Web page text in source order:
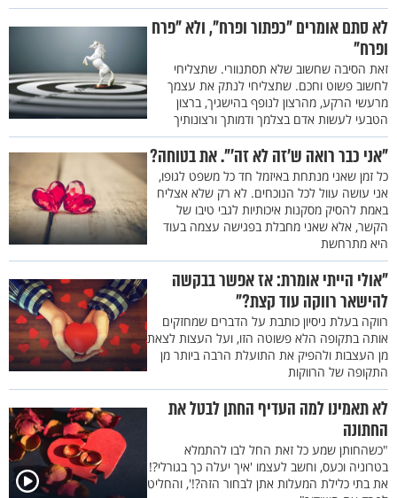
לא סתם אומרים "כפתור ופרח", ולא "פרח
ופרח"
זאת הסיבה שחשוב שלא תסתנוורי. שתצליחי
לחשוב פשוט וחכם. שתצליחי לנתק את עצמך
מרעשי הרקע, מהרצון לנופף בהישגיך, ברצון
הטבעי לעשות אדם בצלמך ודמותך ורצונותיך
"אני כבר רואה ש'זה לא זה'". את בטוחה?
כל זמן שאני מנתחת באיזמל חד כל משפט לגופו,
אני עושה עוול לכל הנוכחים. לא רק שלא אצליח
באמת להסיק מסקנות איכותיות לגבי טיבו של
הקשר, אלא שאני מחבלת בפגישה עצמה בעוד
היא מתרחשת
"אולי הייתי אומרת: אז אפשר בבקשה
להישאר רווקה עוד קצת?"
רווקה בעלת ניסיון כותבת על הדברים שמחזקים
אותה בתקופה הלא פשוטה הזו, ועל העצות לצאת
מן העצבות ולהפיק את התועלת הרבה ביותר מן
התקופה של הרווקות
לא תאמינו למה העדיף החתן לבטל את
החתונה
"כשהחותן שמע כל זאת החל לבו להתמלא
בטרוניה וכעס, וחשב לעצמו 'איך יעלה כך בגורלי?!
את בתי כלילת המעלות אתן לבחור הזה?!', והחליט